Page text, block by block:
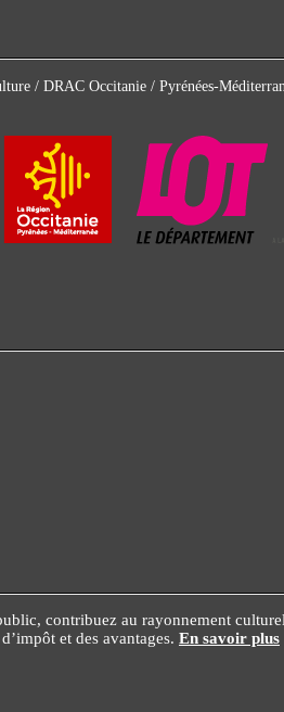
/ DRAC Occitanie / Pyrénées-
contribuez au rayonnement
et des avantages. En savoir plus